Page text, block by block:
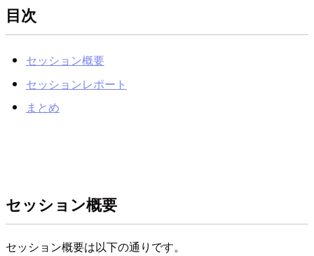
目次
セッション概要
セッションレポート
まとめ
セッション概要
セッション概要は以下の通りです。